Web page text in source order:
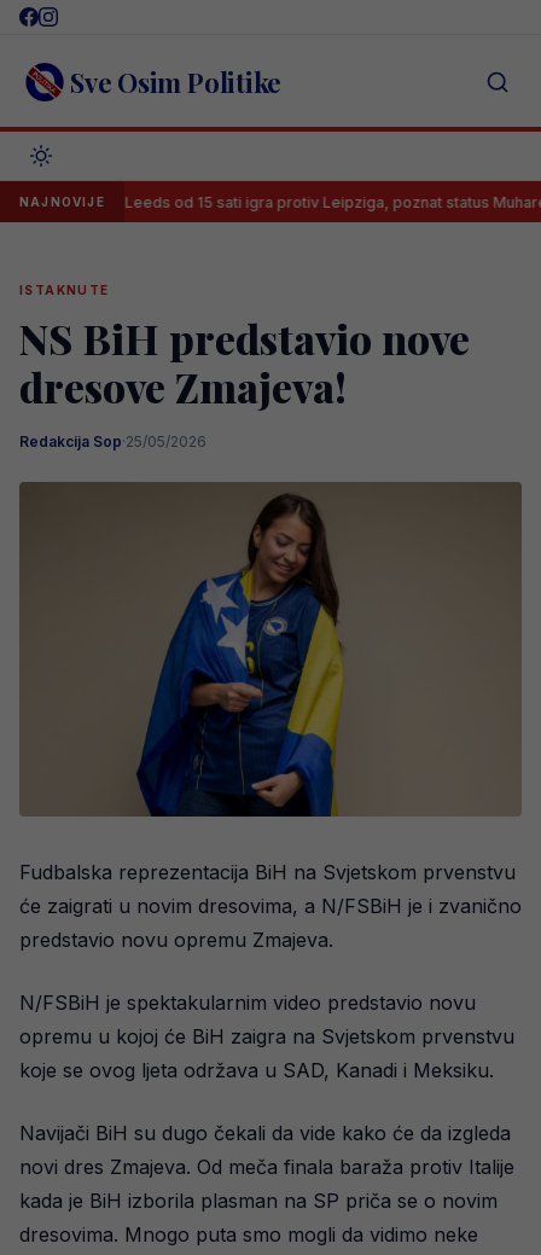
Skip
content Sve Osim Politike
NAJNOVIJE
Leeds od 15 sati igra protiv Leipziga, poznat status Muharemovića
ISTAKNUTE
NS BiH predstavio nove
dresove Zmajeva!
Redakcija Sop·25/05/2026
Fudbalska reprezentacija BiH na Svjetskom prvenstvu
će zaigrati u novim dresovima, a N/FSBiH je i zvanično
predstavio novu opremu Zmajeva.
N/FSBiH je spektakularnim video predstavio novu
opremu u kojoj će BiH zaigra na Svjetskom prvenstvu
koje se ovog ljeta održava u SAD, Kanadi i Meksiku.
Navijači BiH su dugo čekali da vide kako će da izgleda
novi dres Zmajeva. Od meča finala baraža protiv Italije
kada je BiH izborila plasman na SP priča se o novim
dresovima. Mnogo puta smo mogli da vidimo neke